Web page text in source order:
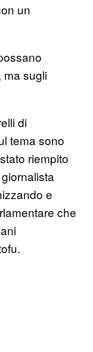
un
ma sugli
di
tema sono
riempito
e
che